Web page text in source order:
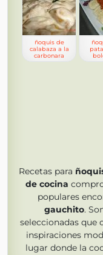
ñoquis de
calabaza a la
carbonara
Recetas para
de cocina
populares
gauchito.
seleccionadas que
inspiraciones
lugar donde la